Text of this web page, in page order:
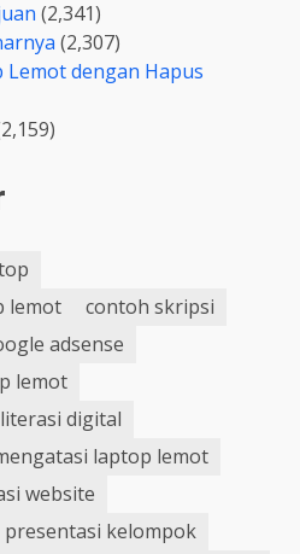
(2,341)
(2,307)
dengan Hapus
lemot
contoh skripsi
adsense
lemot
literasi digital
laptop lemot
website
presentasi kelompok